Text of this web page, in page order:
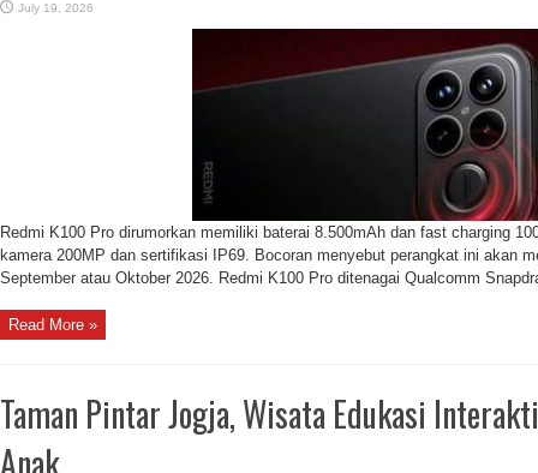
July 19, 2026
Redmi K100 Pro dirumorkan memiliki baterai 8.500mAh dan fast charging
kamera 200MP dan sertifikasi IP69. Bocoran menyebut perangkat ini akan
September atau Oktober 2026. Redmi K100 Pro ditenagai Qualcomm
Read More »
Taman Pintar Jogja, Wisata Edukasi
Anak